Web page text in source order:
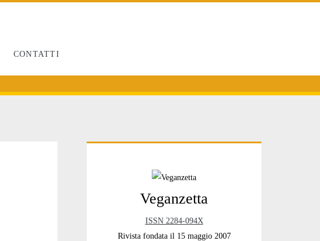
CONTATTI
Primary
Sidebar
Veganzetta
ISSN 2284-094X
Rivista fondata il 15 maggio 2007